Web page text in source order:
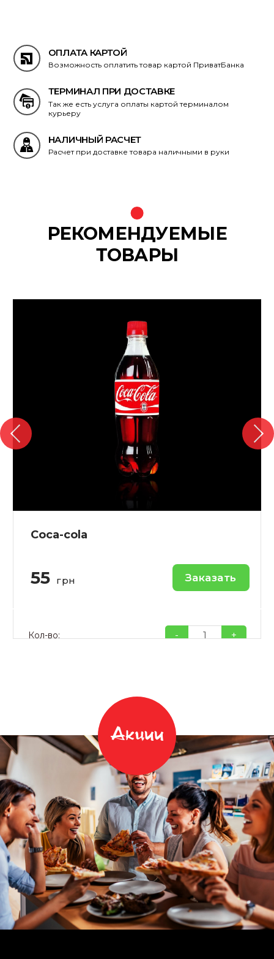
ОПЛАТА КАРТОЙ
Возможность оплатить товар картой ПриватБанка
ТЕРМИНАЛ ПРИ ДОСТАВКЕ
Так же есть услуга оплаты картой терминалом
курьеру
НАЛИЧНЫЙ РАСЧЕТ
Расчет при доставке товара наличными в руки
РЕКОМЕНДУЕМЫЕ
ТОВАРЫ
Coca-cola
55 грн Заказать
Кол-во: - +
Акции